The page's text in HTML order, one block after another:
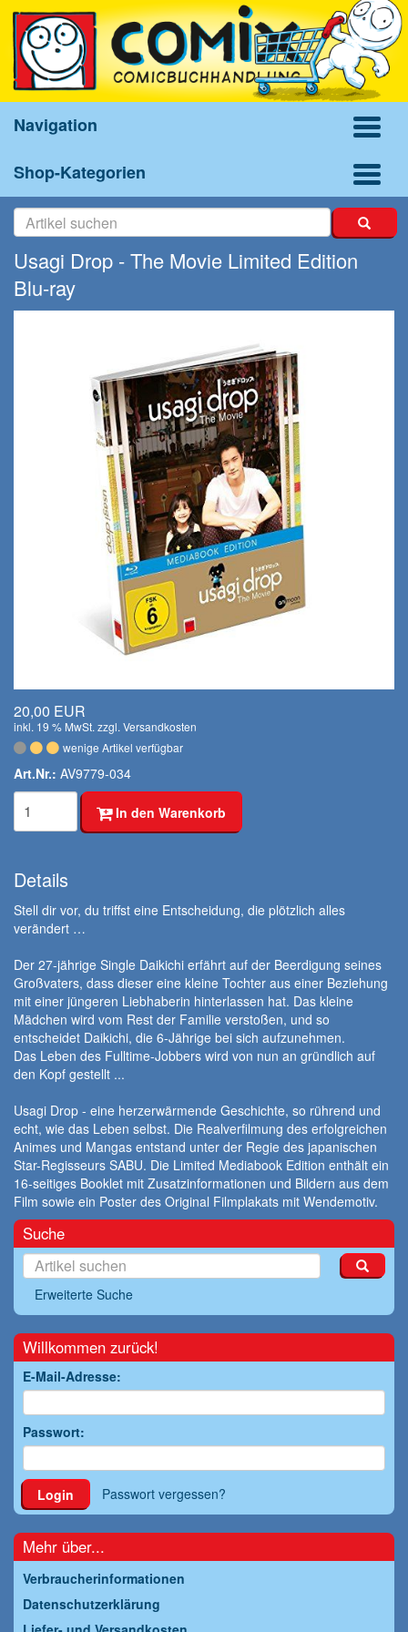
Navigation
Shop-Kategorien
Usagi Drop - The Movie Limited Edition
Blu-ray
20,00 EUR
inkl. 19 % MwSt. zzgl. Versandkosten
wenige Artikel verfügbar
Art.Nr.: AV9779-034
In den Warenkorb
Details
Stell dir vor, du triffst eine Entscheidung, die plötzlich alles
verändert …
Der 27-jährige Single Daikichi erfährt auf der Beerdigung seines
Großvaters, dass dieser eine kleine Tochter aus einer Beziehung
mit einer jüngeren Liebhaberin hinterlassen hat. Das kleine
Mädchen wird vom Rest der Familie verstoßen, und so
entscheidet Daikichi, die 6-Jährige bei sich aufzunehmen.
Das Leben des Fulltime-Jobbers wird von nun an gründlich auf
den Kopf gestellt ...
Usagi Drop - eine herzerwärmende Geschichte, so rührend und
echt, wie das Leben selbst. Die Realverfilmung des erfolgreichen
Animes und Mangas entstand unter der Regie des japanischen
Star-Regisseurs SABU. Die Limited Mediabook Edition enthält ein
16-seitiges Booklet mit Zusatzinformationen und Bildern aus dem
Film sowie ein Poster des Original Filmplakats mit Wendemotiv.
Suche
Erweiterte Suche
Willkommen zurück!
E-Mail-Adresse:
Passwort:
Login Passwort vergessen?
Mehr über...
Verbraucherinformationen
Datenschutzerklärung